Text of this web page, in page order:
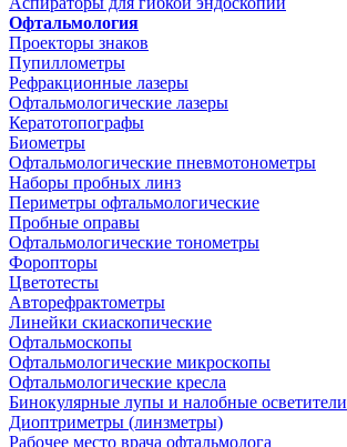
Офтальмология
Проекторы знаков
Пупиллометры
Рефракционные лазеры
Офтальмологические лазеры
Кератотопографы
Биометры
Офтальмологические пневмотонометры
Наборы пробных линз
Периметры офтальмологические
Пробные оправы
Офтальмологические тонометры
Форопторы
Цветотесты
Авторефрактометры
Линейки скиаскопические
Офтальмоскопы
Офтальмологические микроскопы
Офтальмологические кресла
Бинокулярные лупы и налобные осветители
Диоптриметры (линзметры)
Рабочее место врача офтальмолога